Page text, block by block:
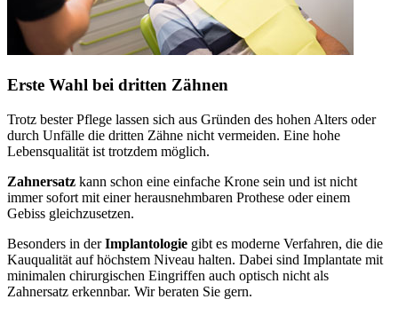
Erste Wahl bei dritten Zähnen
Trotz bester Pflege lassen sich aus Gründen des hohen Alters oder
durch Unfälle die dritten Zähne nicht vermeiden. Eine hohe
Lebensqualität ist trotzdem möglich.
Zahnersatz kann schon eine einfache Krone sein und ist nicht
immer sofort mit einer herausnehmbaren Prothese oder einem
Gebiss gleichzusetzen.
Besonders in derImplantologie gibt es moderne Verfahren, die die
Kauqualität auf höchstem Niveau halten. Dabei sind Implantate mit
minimalen chirurgischen Eingriffen auch optisch nicht als
Zahnersatz erkennbar. Wir beraten Sie gern.